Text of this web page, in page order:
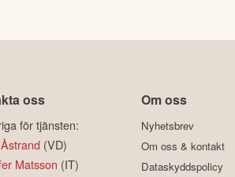
oss
för tjänsten:
(VD)
Matsson (IT)
Om oss
Nyhetsbrev
Om oss & kontakt
Dataskyddspolicy